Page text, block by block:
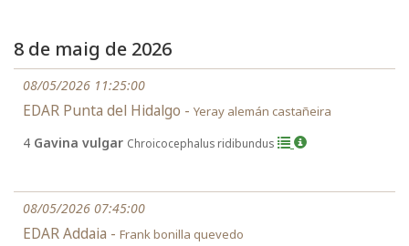
8 de maig de 2026
08/05/2026 11:25:00
EDAR Punta del Hidalgo - Yeray alemán castañeira
4 Gavina vulgar Chroicocephalus ridibundus
08/05/2026 07:45:00
EDAR Addaia - Frank bonilla quevedo